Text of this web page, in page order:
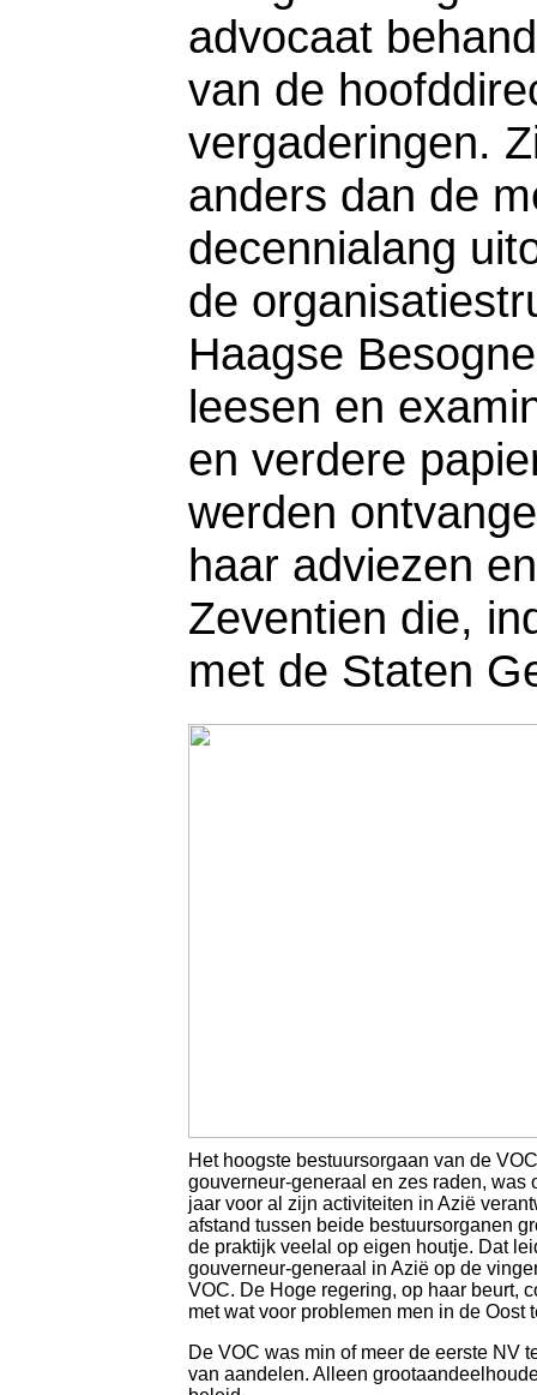
advocaat
van de
vergaderingen.
anders dan de
decennialang
de
Haagse
leesen en
en verdere
werden
haar adviezen
Zeventien die,
met de Staten
Het hoogste bestuursorgaan van de
gouverneur-generaal en zes raden,
jaar voor al zijn activiteiten in Azië
afstand tussen beide bestuursorganen
de praktijk veelal op eigen houtje. Dat
gouverneur-generaal in Azië op de
VOC. De Hoge regering, op haar beurt,
met wat voor problemen men in de Oost
De VOC was min of meer de eerste NV
van aandelen. Alleen